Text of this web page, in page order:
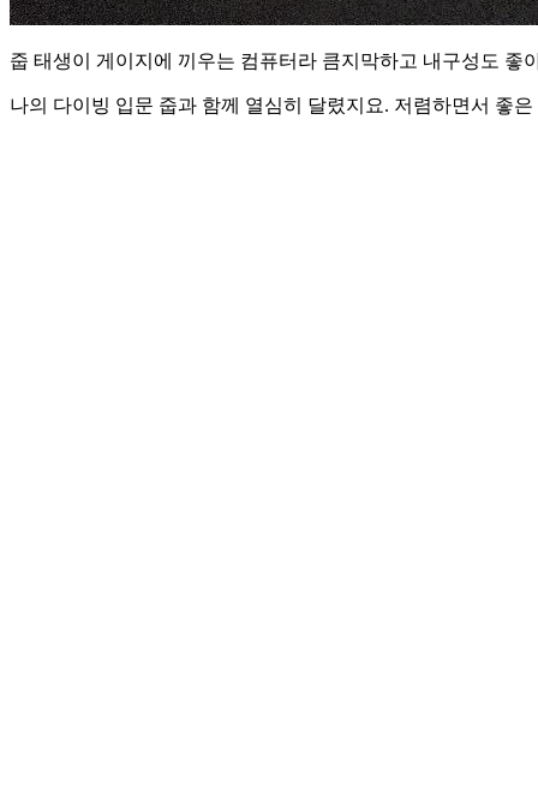
줍 태생이 게이지에 끼우는 컴퓨터라 큼지막하고 내구성도 좋
나의 다이빙 입문 줍과 함께 열심히 달렸지요. 저렴하면서 좋